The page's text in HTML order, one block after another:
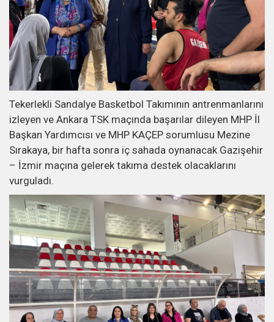
Tekerlekli Sandalye Basketbol Takımının antrenmanlarını
izleyen ve Ankara TSK maçında başarılar dileyen MHP İl
Başkan Yardımcısı ve MHP KAÇEP sorumlusu Mezine
Sırakaya, bir hafta sonra iç sahada oynanacak Gazişehir
– İzmir maçına gelerek takıma destek olacaklarını
vurguladı.